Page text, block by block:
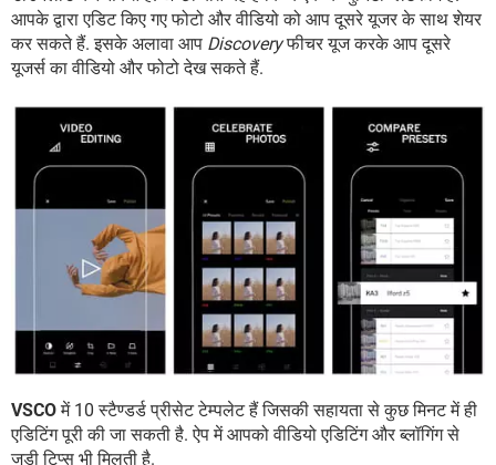
आपके द्वारा एडिट किए गए फोटो और वीडियो को आप दूसरे यूजर के साथ शेयर
कर सकते हैं. इसके अलावा आप Discoveryफीचर यूज करके आप दूसरे
यूजर्स का वीडियो और फोटो देख सकते हैं.
VSCOमें 10 स्टैण्डर्ड प्रीसेट टेम्पलेट हैं जिसकी सहायता से कुछ मिनट में ही
एडिटिंग पूरी की जा सकती है. ऐप में आपको वीडियो एडिटिंग और ब्लॉगिंग से
जुडी टिप्स भी मिलती है.